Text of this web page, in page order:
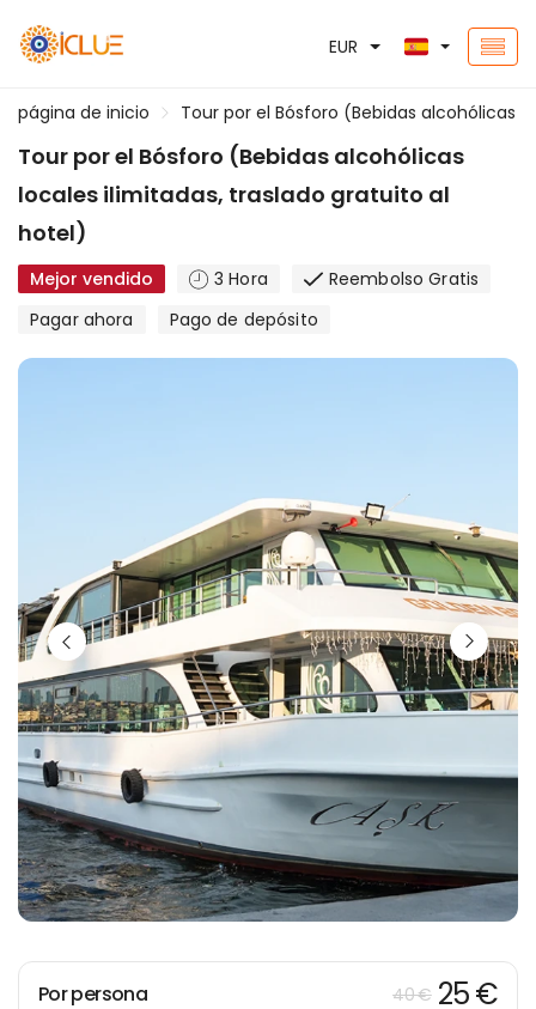
EUR
página de inicio Tour por el Bósforo (Bebidas alcohólicas
Tour por el Bósforo (Bebidas alcohólicas
locales ilimitadas, traslado gratuito al
hotel)
Mejor vendido 3 Hora
Reembolso Gratis
Pagar ahora
Pago de depósito
Por persona 40 € 25 €